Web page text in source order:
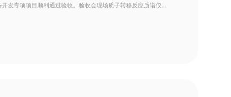
发专项项目顺利通过验收。验收会现场质子转移反应质谱仪...